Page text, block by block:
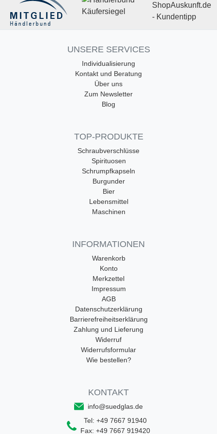
UNSERE SERVICES
Individualisierung
Kontakt und Beratung
Über uns
Zum Newsletter
Blog
TOP-PRODUKTE
Schraubverschlüsse
Spirituosen
Schrumpfkapseln
Burgunder
Bier
Lebensmittel
Maschinen
INFORMATIONEN
Warenkorb
Konto
Merkzettel
Impressum
AGB
Datenschutzerklärung
Barrierefreiheitserklärung
Zahlung und Lieferung
Widerruf
Widerrufsformular
Wie bestellen?
KONTAKT
info@suedglas.de
Tel: +49 7667 91940
Fax: +49 7667 919420